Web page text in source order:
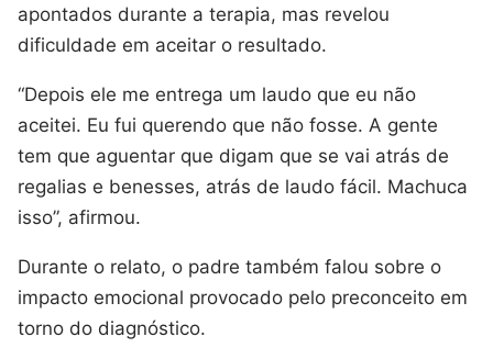
apontados durante a terapia, mas revelou
dificuldade em aceitar o resultado.
“Depois ele me entrega um laudo que eu não
aceitei. Eu fui querendo que não fosse. A gente
tem que aguentar que digam que se vai atrás de
regalias e benesses, atrás de laudo fácil. Machuca
isso”, afirmou.
Durante o relato, o padre também falou sobre o
impacto emocional provocado pelo preconceito em
torno do diagnóstico.